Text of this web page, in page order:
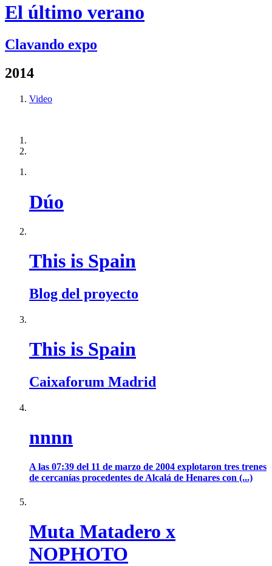
El último verano
Clavando expo
2014
Video
Dúo
This is Spain
Blog del proyecto
This is Spain
Caixaforum Madrid
nnnn
A las 07:39 del 11 de marzo de 2004 explotaron tres trenes
de cercanías procedentes de Alcalá de Henares con (...)
Muta Matadero x
NOPHOTO